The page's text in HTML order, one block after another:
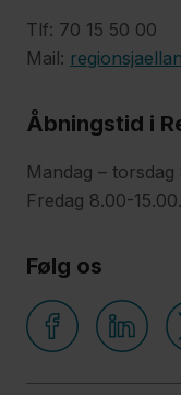
Kenneth
Nielsen
Pedersen
Helle
Laursen
Petersen
Tlf: 70 15 50 00
Mail:
Åbningstid i
Mandag – torsdag
Fredag 8.00-15.00.
Følg os